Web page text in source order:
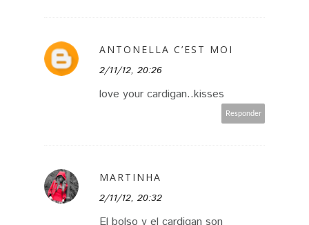
ANTONELLA C’EST MOI
2/11/12, 20:26
love your cardigan..kisses
Responder
MARTINHA
2/11/12, 20:32
El bolso y el cardigan son